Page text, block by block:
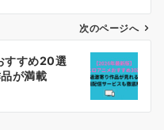
次のページへ
すすめ20選
が満載